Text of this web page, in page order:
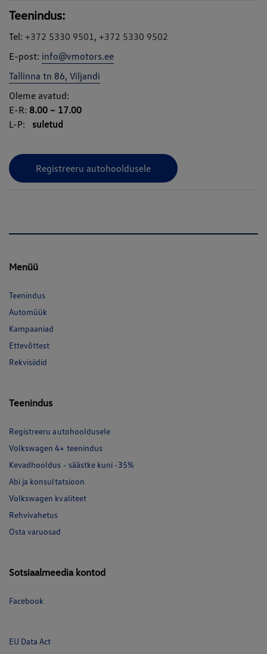
Teenindus:
Tel: +372 5330 9501, +372 5330 9502
E-post: info@vmotors.ee
Tallinna tn 86, Viljandi
Oleme avatud:
E-R: 8.00 – 17.00
L-P: suletud
Registreeru autohooldusele
Menüü
Teenindus
Automüük
Kampaaniad
Ettevõttest
Rekvisiidid
Teenindus
Registreeru autohooldusele
Volkswagen 4+ teenindus
Kevadhooldus - säästke kuni -35%
Abi ja konsultatsioon
Volkswagen kvaliteet
Rehvivahetus
Osta varuosad
Sotsiaalmeedia kontod
Facebook
EU Data Act